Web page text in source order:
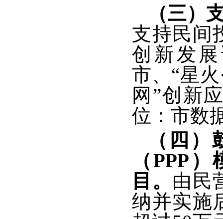
（三）
支持民间
创新发
市、“星
网”创新
位：市数
（四
（PPP
目。 由民
纳并实施